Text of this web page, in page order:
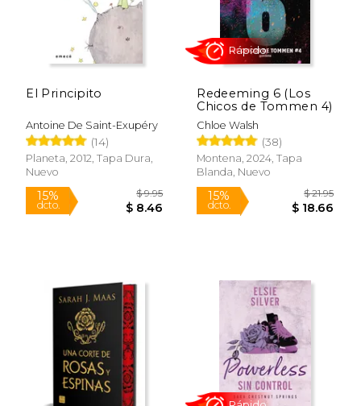
50% $ 56.84 50% $
El Principito
Antoine De Saint-Exupéry
(14)
Planeta, 2012, Tapa Dura,
Nuevo
Redeeming 6 (Los
Chicos de Tommen 4)
Chloe Walsh
(38)
Montena, 2024, Tapa
Blanda, Nuevo